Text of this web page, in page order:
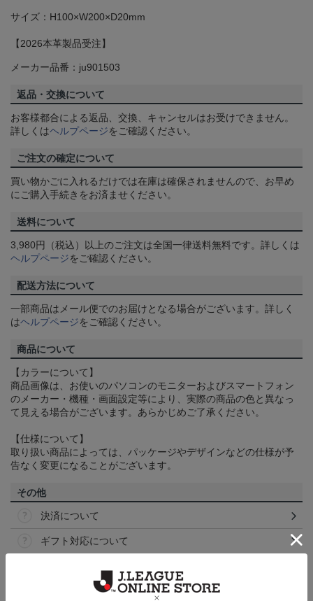
サイズ：H100×W200×D20mm
【2026本革製品受注】
メーカー品番：ju901503
返品・交換について
お客様都合による返品、交換、キャンセルはお受けできません。
詳しくはヘルプページをご確認ください。
ご注文の確定について
買い物かごに入れるだけでは在庫は確保されませんので、お早め
にご購入手続きをお済ませください。
送料について
3,980円（税込）以上のご注文は全国一律送料無料です。詳しくは
ヘルプページをご確認ください。
配送方法について
一部商品はメール便でのお届けとなる場合がございます。詳しく
はヘルプページをご確認ください。
商品について
【カラーについて】
商品画像は、お使いのパソコンのモニターおよびスマートフォン
のメーカー・機種・画面設定等により、実際の商品の色と異なっ
て見える場合がございます。あらかじめご了承ください。
【仕様について】
取り扱い商品によっては、パッケージやデザインなどの仕様が予
告なく変更になることがございます。
その他
決済について
ギフト対応について